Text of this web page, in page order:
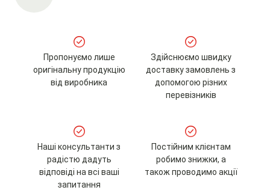
Пропонуємо лише
оригінальну продукцію
від виробника
Здійснюємо швидку
доставку замовлень з
допомогою різних
перевізників
Наші консультанти з
радістю дадуть
відповіді на всі ваші
запитання
Постійним клієнтам
робимо знижки, а
також проводимо акції